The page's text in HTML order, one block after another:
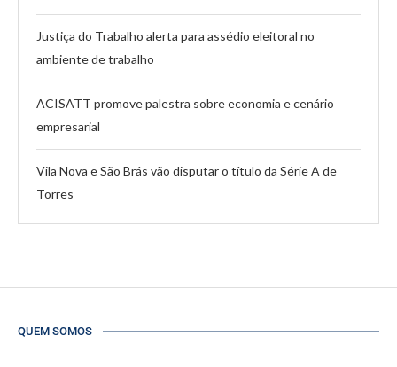
Justiça do Trabalho alerta para assédio eleitoral no
ambiente de trabalho
ACISATT promove palestra sobre economia e cenário
empresarial
Vila Nova e São Brás vão disputar o título da Série A de
Torres
QUEM SOMOS